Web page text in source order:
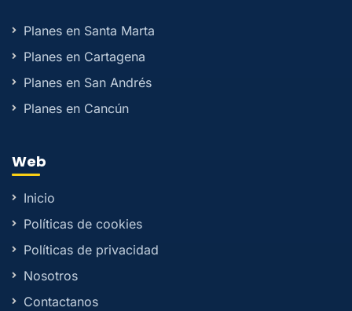
Planes en Santa Marta
Planes en Cartagena
Planes en San Andrés
Planes en Cancún
Web
Inicio
Políticas de cookies
Políticas de privacidad
Nosotros
Contactanos